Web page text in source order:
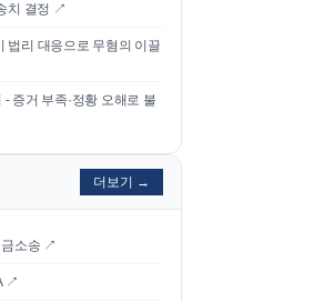
치 결정 ↗
법리 대응으로 무혐의 이끌
증거 부족·정황 오해로 불
더보기 →
금소송 ↗
↗